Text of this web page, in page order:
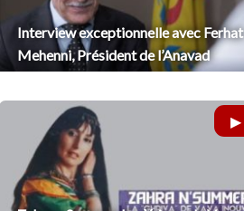
Interview exceptionnelle avec Ferhat
Mehenni, Président de l’Anavad